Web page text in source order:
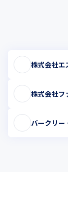
株式会社エ
株式会社フ
バークリー